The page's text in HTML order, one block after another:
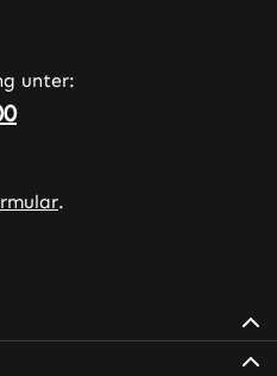
unter:
.
– öffnet in neuem Tab
– öffnet in neuem Tab
inspirieren – öffnet in
– öffnet in neuem Tab